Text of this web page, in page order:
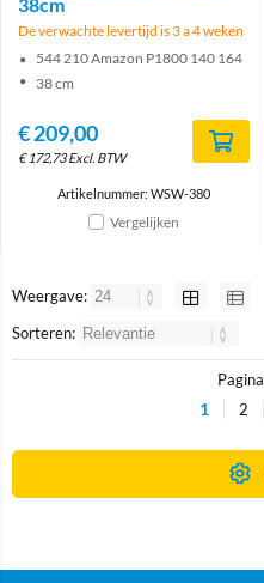
De verwachte levertijd is 3 a 4 weken
544 210 Amazon P1800 140 164
38 cm
€209,00
€172,73 Excl. BTW
Artikelnummer: WSW-380
Vergelijken
Weergave:
Sorteren:
Pagina
1 2